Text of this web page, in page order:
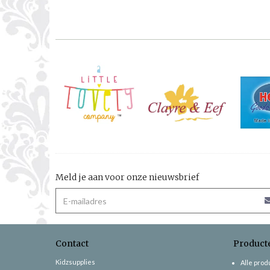
Meld je aan voor onze nieuwsbrief
Contact
Kidzsupplies Alle